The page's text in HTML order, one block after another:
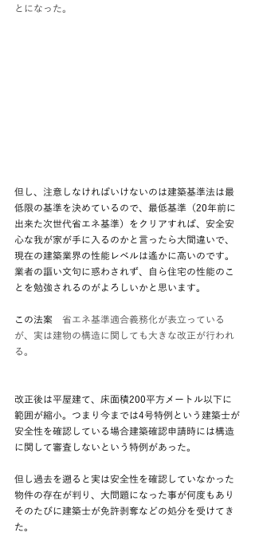
とになった。
但し、注意しなければいけないのは建築基準法は最
低限の基準を決めているので、最低基準（20年前に
出来た次世代省エネ基準）をクリアすれば、安全安
心な我が家が手に入るのかと言ったら大間違いで、
現在の建築業界の性能レベルは遙かに高いのです。
業者の謳い文句に惑わされず、自ら住宅の性能のこ
とを勉強されるのがよろしいかと思います。
この法案 省エネ基準適合義務化が表立っている
が、実は建物の構造に関しても大きな改正が行われ
る。
改正後は平屋建て、床面積200平方メートル以下に
範囲が縮小。つまり今までは4号特例という建築士が
安全性を確認している場合建築確認申請時には構造
に関して審査しないという特例があった。
但し過去を遡ると実は安全性を確認していなかった
物件の存在が判り、大問題になった事が何度もあり
そのたびに建築士が免許剥奪などの処分を受けてき
た。